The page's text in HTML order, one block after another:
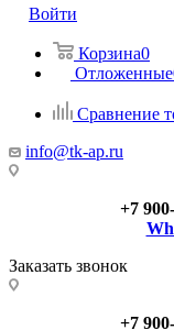
Войти
Корзина0
Отложенные
Сравнение
info@tk-ap.ru
+7
Заказать звонок
+7